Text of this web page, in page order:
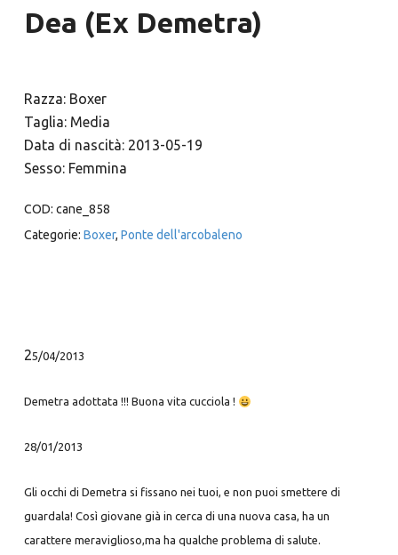
Dea (Ex Demetra)
Razza: Boxer
Taglia: Media
Data di nascità: 2013-05-19
Sesso: Femmina
COD: cane_858
Categorie: Boxer, Ponte dell'arcobaleno
25/04/2013
Demetra adottata !!! Buona vita cucciola !
28/01/2013
Gli occhi di Demetra si fissano nei tuoi, e non puoi smettere di
guardala! Così giovane già in cerca di una nuova casa, ha un
carattere meraviglioso,ma ha qualche problema di salute.